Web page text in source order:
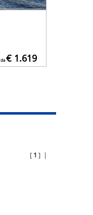
[ 1 ] |
da€ 1.619